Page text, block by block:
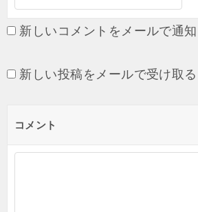
新しいコメントをメールで通知
新しい投稿をメールで受け取る
コメント